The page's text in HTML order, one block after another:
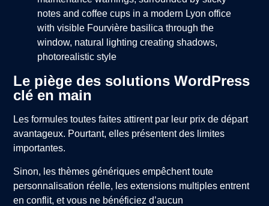
Le piège des solutions WordPress
clé en main
Les formules toutes faites attirent par leur prix de départ
avantageux. Pourtant, elles présentent des limites
importantes.
Sinon, les thèmes génériques empêchent toute
personnalisation réelle, les extensions multiples entrent
en conflit, et vous ne bénéficiez d’aucun